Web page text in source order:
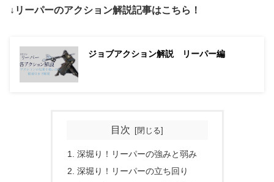
↓リーパーのアクション解説記事はこちら！
ジョブアクション解説 リーパー編
目次
深堀り！リーパーの強みと弱み
深堀り！リーパーの立ち回り